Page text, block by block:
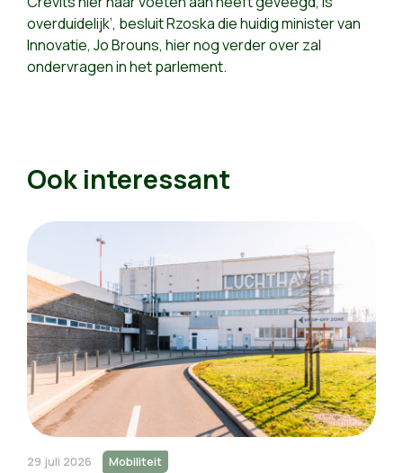
overduidelijk’, besluit Rzoska die huidig minister van
Innovatie, Jo Brouns, hier nog verder over zal
ondervragen in het parlement.
Ook interessant
29 juli 2026 Mobiliteit